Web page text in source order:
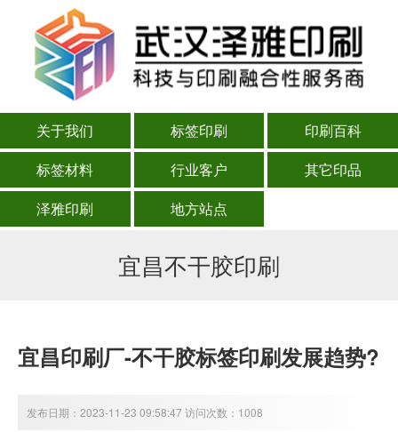
关于我们 标签印刷
印刷百科
标签材料
行业客户
其它印品
泽雅印刷
地方站点
宜昌不干胶印刷
宜昌印刷厂-不干胶标签印刷发展趋势?
发布日期：2023-11-23 09:58:47 访问次数：1008